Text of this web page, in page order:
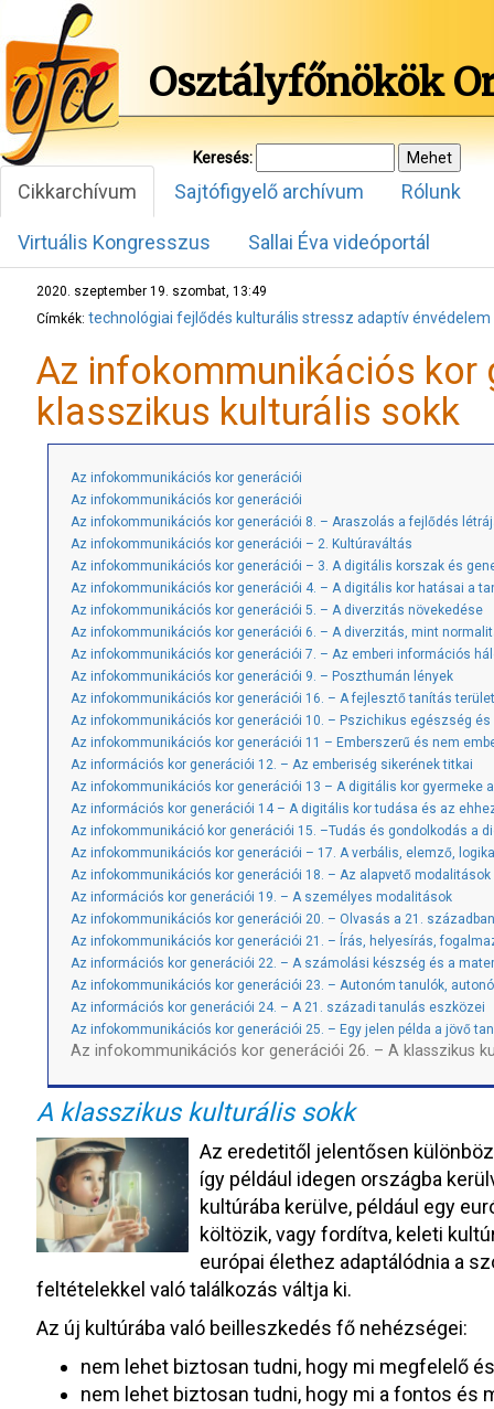
Osztályfőnökök
Keresés:
Cikkarchívum Sajtófigyelő archívum Rólunk
Virtuális Kongresszus Sallai Éva videóportál
2020. szeptember 19. szombat, 13:49
Címkék: technológiai fejlődés kulturális stressz adaptív énvédelem
Az infokommunikációs kor
klasszikus kulturális sokk
Az infokommunikációs kor generációi
Az infokommunikációs kor generációi
Az infokommunikációs kor generációi 8. – Araszolás a fejlődés
Az infokommunikációs kor generációi – 2. Kultúraváltás
Az infokommunikációs kor generációi – 3. A digitális korszak és
Az infokommunikációs kor generációi 4. – A digitális kor hatásai a
Az infokommunikációs kor generációi 5. – A diverzitás növekedése
Az infokommunikációs kor generációi 6. – A diverzitás, mint
Az infokommunikációs kor generációi 7. – Az emberi információs
Az infokommunikációs kor generációi 9. – Poszthumán lények
Az infokommunikációs kor generációi 16. – A fejlesztő tanítás
Az infokommunikációs kor generációi 10. – Pszichikus egészség
Az infokommunikációs kor generációi 11 – Emberszerű és nem
Az információs kor generációi 12. – Az emberiség sikerének titkai
Az infokommunikációs kor generációi 13 – A digitális kor gyermeke
Az információs kor generációi 14 – A digitális kor tudása és az
Az infokommunikáció kor generációi 15. –Tudás és gondolkodás a
Az infokommunikációs kor generációi – 17. A verbális, elemző,
Az infokommunikációs kor generációi 18. – Az alapvető modalitások
Az információs kor generációi 19. – A személyes modalitások
Az infokommunikációs kor generációi 20. – Olvasás a 21. században
Az infokommunikációs kor generációi 21. – Írás, helyesírás,
Az információs kor generációi 22. – A számolási készség és a
Az infokommunikációs kor generációi 23. – Autonóm tanulók,
Az információs kor generációi 24. – A 21. századi tanulás eszközei
Az infokommunikációs kor generációi 25. – Egy jelen példa a jövő
Az infokommunikációs kor generációi 26. – A klasszikus
A klasszikus kulturális sokk
Az eredetitől jelentősen
így például idegen országba
kultúrába kerülve, például egy
költözik, vagy fordítva, keleti
európai élethez adaptálódnia a
feltételekkel való találkozás váltja ki.
Az új kultúrába való beilleszkedés fő nehézségei:
nem lehet biztosan tudni, hogy mi megfelelő
nem lehet biztosan tudni, hogy mi a fontos és